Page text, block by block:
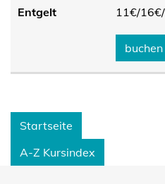
Entgelt
11€/16€/
buchen
Startseite
A-Z Kursindex